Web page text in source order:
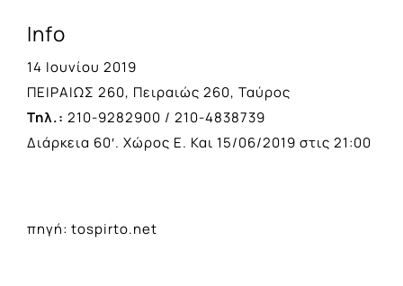
Info
14 Ιουνίου 2019
ΠΕΙΡΑΙΩΣ 260, Πειραιώς 260, Ταύρος
Τηλ.: 210-9282900 / 210-4838739
Διάρκεια 60′. Χώρος Ε. Και 15/06/2019 στις 21:00
πηγή: tospirto.net